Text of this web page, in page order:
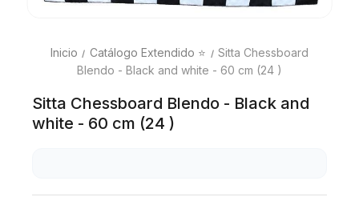
Inicio Catálogo Extendido ⭐
Sitta Chessboard
Blendo - Black and white - 60 cm (24 )
Sitta Chessboard Blendo - Black and
white - 60 cm (24 )